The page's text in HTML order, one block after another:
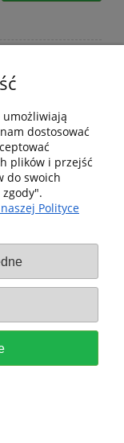
do
obróbki
1 299,00 zł
do koszyka
EB-
umożliwiają
dostosować
plików i przejść
do swoich
Polityce